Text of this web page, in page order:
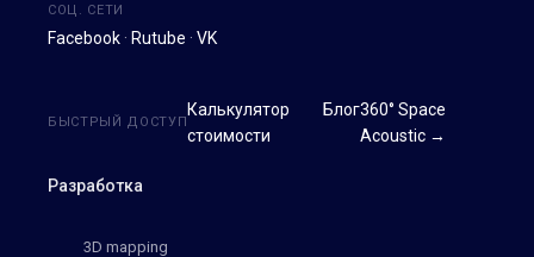
СОЦ. СЕТИ
Facebook · Rutube · VK
Разработка
3D mapping
БЫСТРЫЙ ДОСТУП
Калькулятор
стоимости
Блог360° Space
Acoustic →